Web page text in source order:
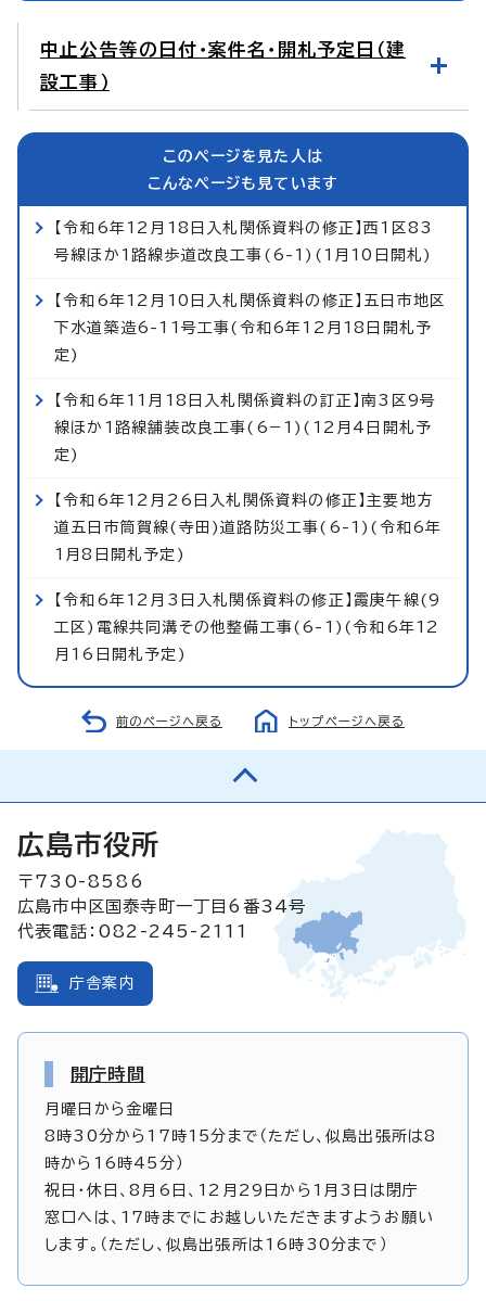
中止公告等の日付・案件名・開札予定日（建
設工事）
このページを見た人は
こんなページも見ています
【令和6年12月18日入札関係資料の修正】西1区83
号線ほか1路線歩道改良工事(6-1)(1月10日開札)
【令和6年12月10日入札関係資料の修正】五日市地区
下水道築造6-11号工事(令和6年12月18日開札予
定)
【令和6年11月18日入札関係資料の訂正】南3区9号
線ほか1路線舗装改良工事(6−1)(12月4日開札予
定)
【令和6年12月26日入札関係資料の修正】主要地方
道五日市筒賀線(寺田)道路防災工事(6-1)(令和6年
1月8日開札予定)
【令和6年12月3日入札関係資料の修正】霞庚午線(9
工区)電線共同溝その他整備工事(6-1)(令和6年12
月16日開札予定)
前のページへ戻る トップページへ戻る
広島市役所
〒730-8586
広島市中区国泰寺町一丁目6番34号
代表電話：082-245-2111
庁舎案内
開庁時間
月曜日から金曜日
8時30分から17時15分まで（ただし、似島出張所は8
時から16時45分）
祝日・休日、8月6日、12月29日から1月3日は閉庁
窓口へは、17時までにお越しいただきますようお願い
します。（ただし、似島出張所は16時30分まで）